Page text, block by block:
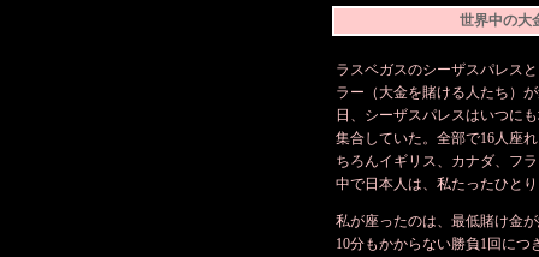
世界中の大
ラスベガスのシーザスパレス
ラー（大金を賭ける人たち）
日、シーザスパレスはいつに
集合していた。全部で16人座
ちろんイギリス、カナダ、フ
中で日本人は、私たったひと
私が座ったのは、最低賭け金
10分もかからない勝負1回に